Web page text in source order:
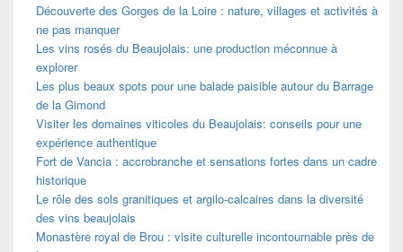
Découverte des Gorges de la Loire : nature, villages et activités à
ne pas manquer
Les vins rosés du Beaujolais: une production méconnue à
explorer
Les plus beaux spots pour une balade paisible autour du Barrage
de la Gimond
Visiter les domaines viticoles du Beaujolais: conseils pour une
expérience authentique
Fort de Vancia : accrobranche et sensations fortes dans un cadre
historique
Le rôle des sols granitiques et argilo-calcaires dans la diversité
des vins beaujolais
Monastère royal de Brou : visite culturelle incontournable près de